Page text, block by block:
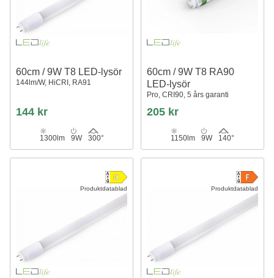
60cm / 9W T8 LED-lysör
144lm/W, HiCRI, RA91
144 kr
1300lm 9W 300°
60cm / 9W T8 RA90
LED-lysör
Pro, CRI90, 5 års garanti
205 kr
1150lm 9W 140°
Produktdatablad Produktdatablad